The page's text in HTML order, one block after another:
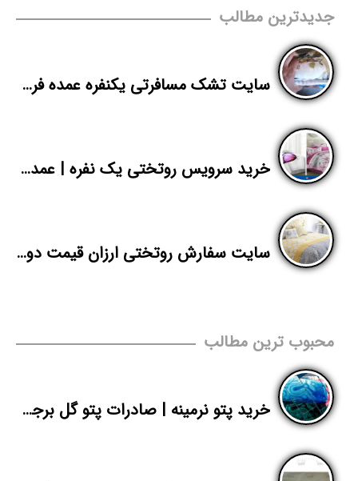
جدیدترین مطالب
سایت تشک مسافرتی یکنفره عمده فروشی برای صادرات
خرید سرویس روتختی یک نفره | عمده فروشی روتختی تهران | پاندا
سایت سفارش روتختی ارزان قیمت دو نفره
محبوب ترین مطالب
خرید پتو نرمینه | صادرات پتو گل برجسته به عراق